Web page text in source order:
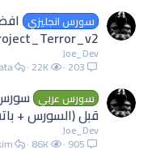
سورس انجليزي
Joe_Dev
203
22K
سورس عربي
قبل (السورس +
Joe_Dev
905
86K